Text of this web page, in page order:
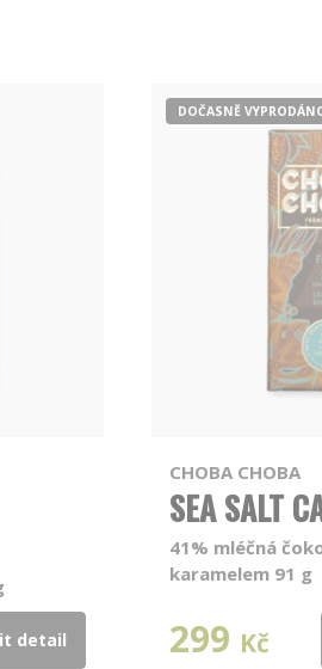
detail
DOČASNĚ
CHOBA CHOBA
SEA SALT
41% mléčná
karamelem 91 g
299 Kč